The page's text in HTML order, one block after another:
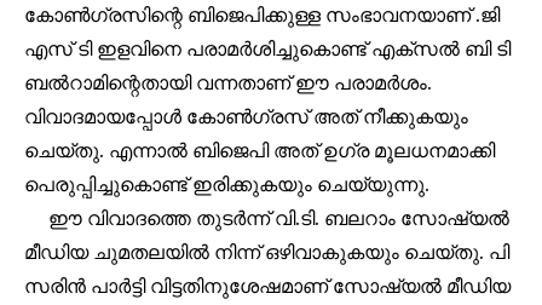
കോൺഗ്രസിന്റെ ബിജെപിക്കുള്ള സംഭാവനയാണ് .ജി
എസ് ടി ഇളവിനെ പരാമർശിച്ചുകൊണ്ട് എക്സൽ ബി ടി
ബൽറാമിന്റെതായി വന്നതാണ് ഈ പരാമർശം.
വിവാദമായപ്പോൾ കോൺഗ്രസ് അത് നീക്കുകയും
ചെയ്തു. എന്നാൽ ബിജെപി അത് ഉഗ്ര മൂലധനമാക്കി
പെരുപ്പിച്ചുകൊണ്ട് ഇരിക്കുകയും ചെയ്യുന്നു.
ഈ വിവാദത്തെ തുടർന്ന് വി.ടി. ബലറാം സോഷ്യൽ
മീഡിയ ചുമതലയിൽ നിന്ന് ഒഴിവാകുകയും ചെയ്തു. പി
സരിൻ പാർട്ടി വിട്ടതിനുശേഷമാണ് സോഷ്യൽ മീഡിയ